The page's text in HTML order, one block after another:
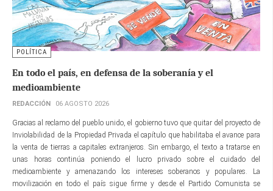
POLÍTICA
En todo el país, en defensa de la soberanía y el
medioambiente
REDACCIÓN 06 AGOSTO 2026
Gracias al reclamo del pueblo unido, el gobierno tuvo que quitar del proyecto de
Inviolabilidad de la Propiedad Privada el capítulo que habilitaba el avance para
la venta de tierras a capitales extranjeros. Sin embargo, el texto a tratarse en
unas horas continúa poniendo el lucro privado sobre el cuidado del
medioambiente y amenazando los intereses soberanos y populares. La
movilización en todo el país sigue firme y desde el Partido Comunista se